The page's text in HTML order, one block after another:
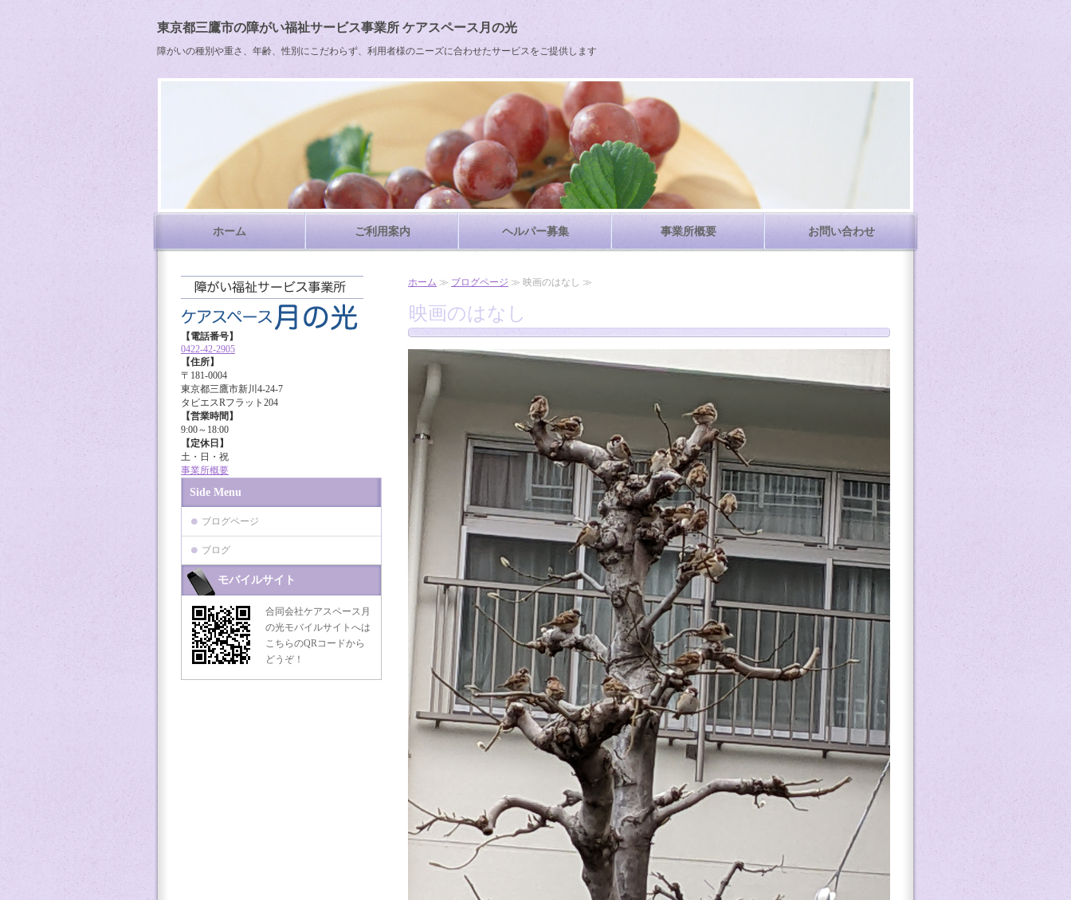
東京都三鷹市の障がい福祉サービス事業所 ケアスペース月の光
障がいの種別や重さ、年齢、性別にこだわらず、利用者様のニーズに合わせたサービスをご提供します
ホーム ご利用案内 ヘルパー募集 事業所概要 お問い合わせ
ホーム ≫ ブログページ ≫ 映画のはなし ≫
映画のはなし
【電話番号】
0422-42-2905
【住所】
〒181-0004
東京都三鷹市新川4-24-7
タピエスRフラット204
【営業時間】
9:00～18:00
【定休日】
土・日・祝
事業所概要
Side Menu
ブログページ
ブログ
モバイルサイト
合同会社ケアスペース月
の光モバイルサイトへは
こちらのQRコードから
どうぞ！